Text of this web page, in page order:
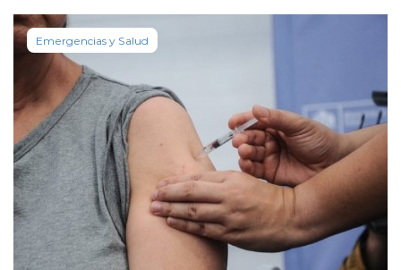
Emergencias y Salud